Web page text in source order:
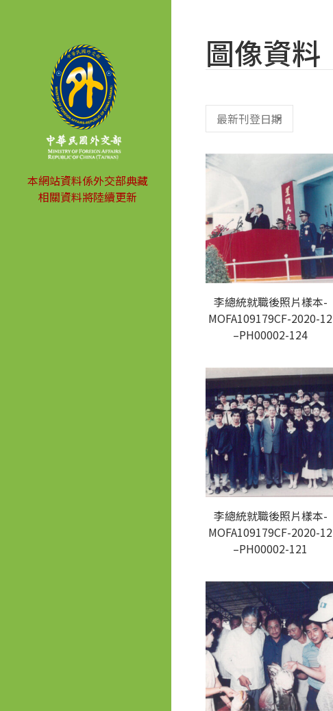
本網站資料係外交部典藏
相關資料將陸續更新
圖像資料
李總統就職後照片樣本-
MOFA109179CF-2020-12
–PH00002-124
李總統就職後照片樣本-
MOFA109179CF-2020-12
–PH00002-121